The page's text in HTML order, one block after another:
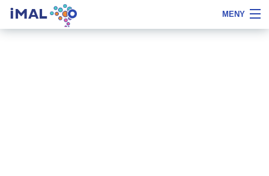
iMAL MENY
Flytta
Tips